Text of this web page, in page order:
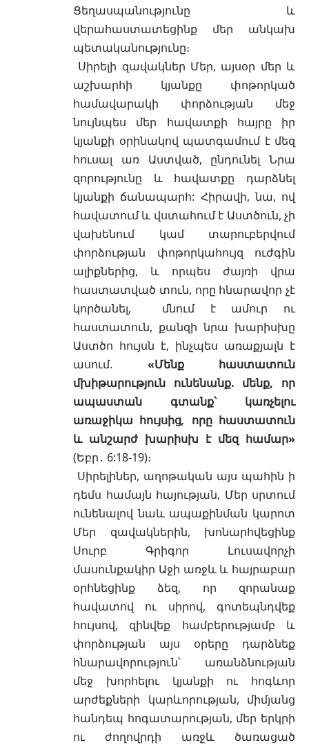
Ցեղասպանությունը և
վերահաստատեցինք մեր անկախ
պետականությունը։
Սիրելի զավակներ Մեր, այսօր մեր և
աշխարհի կյանքը փոթորկած
համավարակի փորձության մեջ
նույնպես մեր հավատքի հայրը իր
կյանքի օրինակով պատգամում է մեզ
հուսալ առ Աստված, ընդունել Նրա
զորությունը և հավատքը դարձնել
կյանքի ճանապարհ: Հիրավի, նա, ով
հավատում և վստահում է Աստծուն, չի
վախենում կամ տարուբերվում
փորձության փոթորկահույզ ուժգին
ալիքներից, և որպես ժայռի վրա
հաստատված տուն, որը հնարավոր չէ
կործանել, մնում է ամուր ու
հաստատուն, քանզի նրա խարիսխը
Աստծո հույսն է, ինչպես առաքյալն է
ասում. «Մենք հաստատուն
մխիթարություն ունենանք. մենք, որ
ապաստան գտանք՝ կառչելու
առաջիկա հույսից, որը հաստատուն
և անշարժ խարիսխ է մեզ համար»
(Եբր․ 6:18-19)։
Սիրելիներ, աղոթական այս պահին ի
դեմս համայն հայության, Մեր սրտում
ունենալով նաև ապաքինման կարոտ
Մեր զավակներին, խոնարհվեցինք
Սուրբ Գրիգոր Լուսավորչի
մասունքակիր Աջի առջև և հայրաբար
օրհնեցինք ձեզ, որ զորանաք
հավատով ու սիրով, գոտեպնդվեք
հույսով, զինվեք համբերությամբ և
փորձության այս օրերը դարձնեք
հնարավորություն՝ առանձնության
մեջ խորհելու կյանքի ու հոգևոր
արժեքների կարևորության, միմյանց
հանդեպ հոգատարության, մեր երկրի
ու ժողովրդի առջև ծառացած